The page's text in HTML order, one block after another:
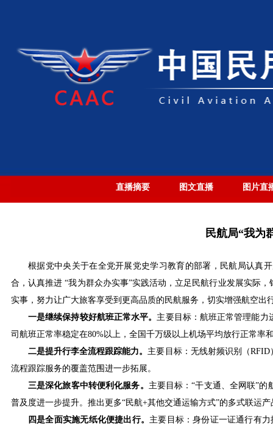
直播摘要 图文直播 图片直
民航局“我为
根据党中央关于在全党开展党史学习教育的部署，民航局认真
合，认真推进 “我为群众办实事”实践活动，立足民航行业发展实际
实事，努力让广大旅客享受到更高品质的民航服务，切实增强航空出
一是继续保持较好航班正常水平。 主要目标：航班正常管理能力
司航班正常率稳定在80%以上，全国千万级以上机场平均放行正常率
二是提升行李全流程跟踪能力。 主要目标：无线射频识别（
流程跟踪服务的覆盖范围进一步拓展。
三是深化旅客中转便利化服务。 主要目标：“干支通、全网联”
普及度进一步提升。推出更多“民航+其他交通运输方式”的多式联运
四是全面实施无纸化便捷出行。 主要目标：身份证一证通行有